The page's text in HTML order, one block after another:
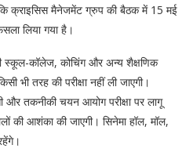
क्राइसिस मैनेजमेंट ग्रुप की बैठक में 15 मई
लिया गया है।
स्कूल-कॉलेज, कोचिंग और अन्य शैक्षणिक
भी तरह की परीक्षा नहीं ली जाएगी।
और तकनीकी चयन आयोग परीक्षा पर लागू
की आशंका की जाएगी। सिनेमा हॉल, मॉल,